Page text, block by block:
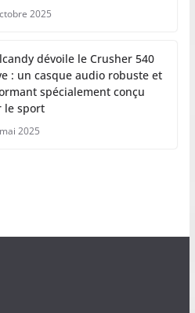
2025
dévoile le Crusher 540
: un casque audio robuste et
spécialement conçu
le sport
2025